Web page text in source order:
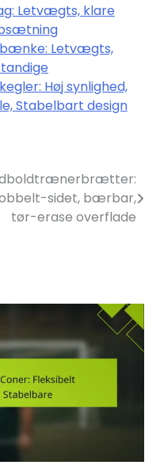
Letvægts, klare
Letvægts,
Høj synlighed,
Stabelbart design
sidet, bærbar,
tør-erase overflade